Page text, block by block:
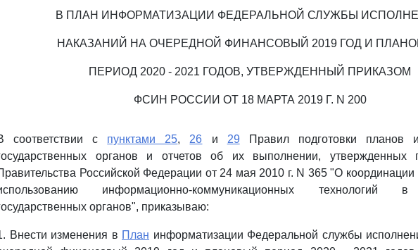
В ПЛАН ИНФОРМАТИЗАЦИИ ФЕДЕРАЛЬНОЙ СЛУЖБЫ
НАКАЗАНИЙ НА ОЧЕРЕДНОЙ ФИНАНСОВЫЙ 2019 ГОД И
ПЕРИОД 2020 - 2021 ГОДОВ, УТВЕРЖДЕННЫЙ ПРИКАЗОМ
ФСИН РОССИИ ОТ 18 МАРТА 2019 Г. N 200
соответствии с пунктами 25, 26 и 29 Правил подготовки планов
органов и отчетов об их выполнении, утвержденных
Российской Федерации от 24 мая 2010 г. N 365 "О
информационно-коммуникационных технологий в
органов", приказываю:
Внести изменения в План информатизации Федеральной службы